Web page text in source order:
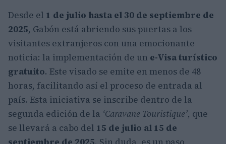
Desde el 1 de julio hasta el 30 de septiembre de
2025, Gabón está abriendo sus puertas a los
visitantes extranjeros con una emocionante
noticia: la implementación de un e-Visa turístico
gratuito. Este visado se emite en menos de 48
horas, facilitando así el proceso de entrada al
país. Esta iniciativa se inscribe dentro de la
segunda edición de la ‘Caravane Touristique’, que
se llevará a cabo del 15 de julio al 15 de